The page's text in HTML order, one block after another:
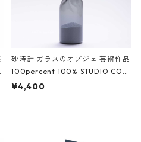
砂時計 ガラスのオブジェ 芸術作品
100percent 100% STUDIO COH
AKU Timeless 100パーセント ス
¥4,400